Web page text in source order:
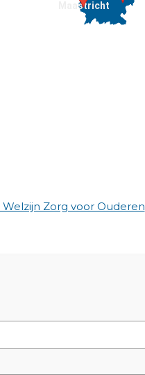
Zorg voor Ouderen